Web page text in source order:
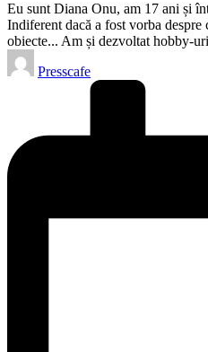
Eu sunt Diana Onu, am 17 ani și
Indiferent dacă a fost vorba despre
obiecte... Am și dezvoltat hobby-
Posted
by
Presscafe